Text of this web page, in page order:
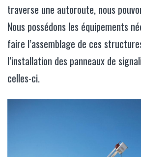
traverse une autoroute, nous
Nous possédons les équipements
faire l’assemblage de ces
l’installation des panneaux de
celles-ci.